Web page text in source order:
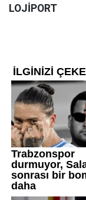
LOJİPORT